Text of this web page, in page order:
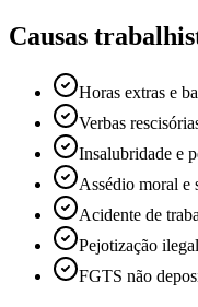
Causas
Horas extras e
Verbas
Insalubridade e
Assédio moral e
Acidente de
Pejotização
FGTS não